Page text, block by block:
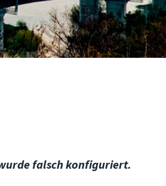
falsch konfiguriert.